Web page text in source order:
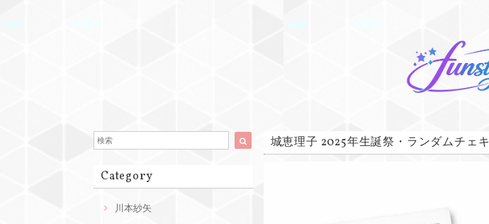
Category
川本紗矢
城恵理子 2025年生誕祭・ランダムチェキ